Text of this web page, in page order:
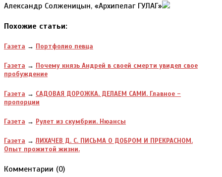
Александр Солженицын, «Архипелаг ГУЛАГ»
Похожие статьи:
Газета → Портфолио певца
Газета → Почему князь Андрей в своей смерти увидел свое
пробуждение
Газета → САДОВАЯ ДОРОЖКА. ДЕЛАЕМ САМИ. Главное –
пропорции
Газета → Рулет из скумбрии. Нюансы
Газета →ЛИХАЧЕВ Д. С. ПИСЬМА О ДОБРОМ И ПРЕКРАСНОМ.
Опыт прожитой жизни.
Комментарии (0)